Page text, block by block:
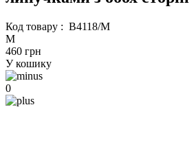
Код товару : B4118/M
M
460 грн
У кошику
0